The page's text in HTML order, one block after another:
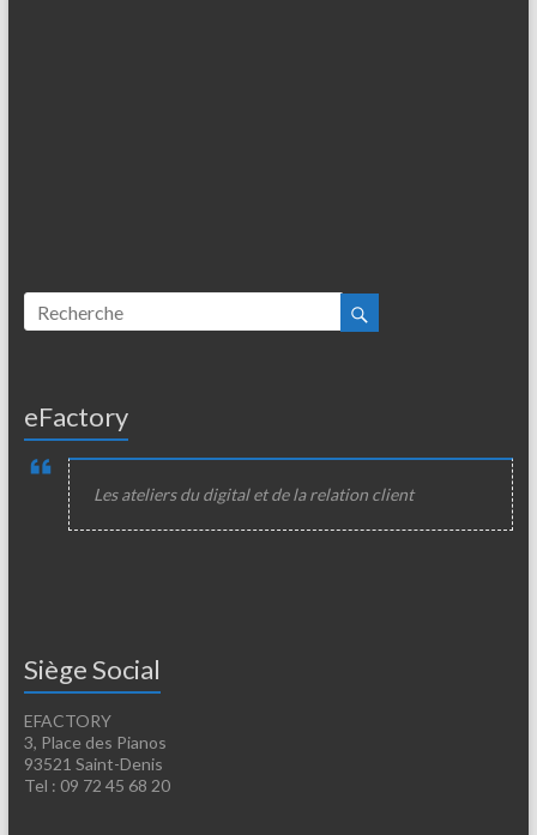
eFactory
Les ateliers du digital et de la relation client
Siège Social
EFACTORY
3, Place des Pianos
93521 Saint-Denis
Tel : 09 72 45 68 20